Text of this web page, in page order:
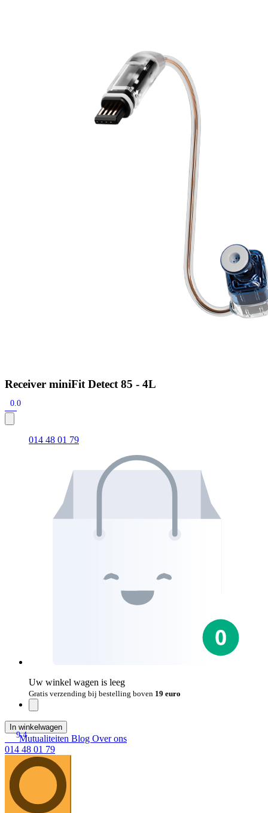
Oticon hoorapparatenPhonak Infinio
Filters Domes
Oticon Intent 1 - Oplaadbaar
De Oticon Intent is het nieuwste hoorapparaat van dit moment.
Receiver miniFit Detect 85 - 4L
0.0
014 48 01 79
Uw winkel wagen is leeg
Gratis verzending bij bestelling boven 19 euro
In winkelwagen
9.4
Mutualiteiten Blog Over ons
014 48 01 79